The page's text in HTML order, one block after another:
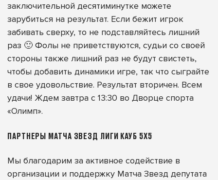
заключительной десятиминутке можете
зарубиться на результат. Если бежит игрок
забивать сверху, то не подставляйтесь лишний
раз 🙂 Фолы не приветствуются, судьи со своей
стороны также лишний раз не будут свистеть,
чтобы добавить динамики игре, так что сыграйте
в свое удовольствие. Результат вторичен. Всем
удачи! Ждем завтра с 13:30 во Дворце спорта
«Олимп».
ПАРТНЕРЫ МАТЧА ЗВЕЗД ЛИГИ КАУБ 5Х5
Мы благодарим за активное содействие в
организации и поддержку Матча Звезд депутата